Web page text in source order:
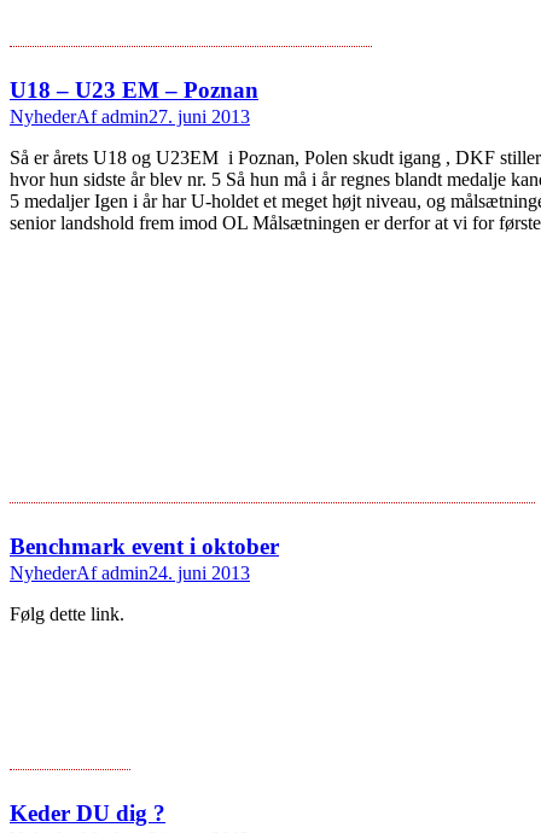
U18 – U23 EM – Poznan
NyhederAfadmin27. juni 2013
Så er årets U18 og U23EM i Poznan, Polen skudt igang , DKF
hvor hun sidste år blev nr. 5 Så hun må i år regnes blandt medalje
5 medaljer Igen i år har U-holdet et meget højt niveau, og
senior landshold frem imod OL Målsætningen er derfor at vi for
Benchmark event i oktober
NyhederAfadmin24. juni 2013
Følg dette link.
Keder DU dig ?